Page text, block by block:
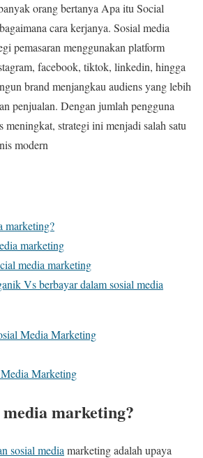
orang bertanya Apa itu Social
cara kerjanya. Sosial media
pemasaran menggunakan platform
facebook, tiktok, linkedin, hingga
brand menjangkau audiens yang lebih
penjualan. Dengan jumlah pengguna
meningkat, strategi ini menjadi salah satu
modern
marketing?
marketing
media marketing
Vs berbayar dalam sosial media
Media Marketing
Marketing
marketing?
sosial media marketing adalah upaya